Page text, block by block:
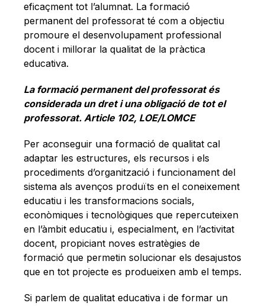
eficaçment tot l’alumnat. La formació
permanent del professorat té com a objectiu
promoure el desenvolupament professional
docent i millorar la qualitat de la pràctica
educativa.
La formació permanent del professorat és
considerada un dret i una obligació de tot el
professorat. Article 102, LOE/LOMCE
Per aconseguir una formació de qualitat cal
adaptar les estructures, els recursos i els
procediments d’organització i funcionament del
sistema als avenços produïts en el coneixement
educatiu i les transformacions socials,
econòmiques i tecnològiques que repercuteixen
en l’àmbit educatiu i, especialment, en l’activitat
docent, propiciant noves estratègies de
formació que permetin solucionar els desajustos
que en tot projecte es produeixen amb el temps.
Si parlem de qualitat educativa i de formar un